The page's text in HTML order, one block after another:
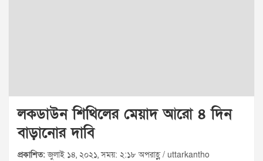
লকডাউন শিথিলের মেয়াদ আরো ৪ দিন
বাড়ানোর দাবি
প্রকাশিত:জুলাই ১৪, ২০২১, সময়: ২:১৮ অপরাহ্ণ / uttarkantho